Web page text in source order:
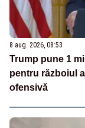
8 aug. 2026, 08:53
Trump pune 1
pentru războiul
ofensivă